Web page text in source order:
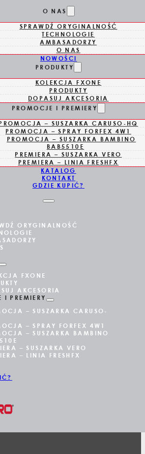
O NAS
SPRAWDŹ ORYGINALNOŚĆ
TECHNOLOGIE
AMBASADORZY
O NAS
NOWOŚCI
PRODUKTY
KOLEKCJA FXONE
PRODUKTY
DOPASUJ AKCESORIA
PROMOCJE I PREMIERY
– SUSZARKA CARUSO-HQ
PROMOCJA – SPRAY FORFEX 4W1
PROMOCJA – SUSZARKA BAMBINO
BAB5510E
PREMIERA – SUSZARKA VERO
PREMIERA – LINIA FRESHFX
KATALOG
KONTAKT
GDZIE KUPIĆ?
ORYGINALNOŚĆ
FXONE
AKCESORIA
I PREMIERY
– SUSZARKA CARUSO-
– SPRAY FORFEX 4W1
– SUSZARKA BAMBINO
– SUSZARKA VERO
– LINIA FRESHFX
BAZA
BOOST+
FX